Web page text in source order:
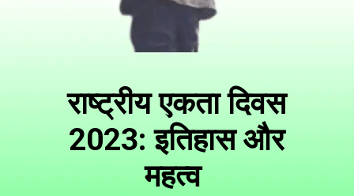
राष्ट्रीय एकता दिवस
2023: इतिहास और
महत्व